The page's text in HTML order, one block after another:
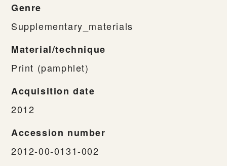
Genre
Supplementary_materials
Material/technique
Print (pamphlet)
Acquisition date
2012
Accession number
2012-00-0131-002